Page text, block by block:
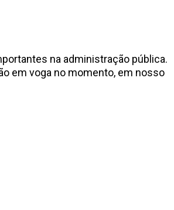
na administração pública.
em voga no momento, em nosso